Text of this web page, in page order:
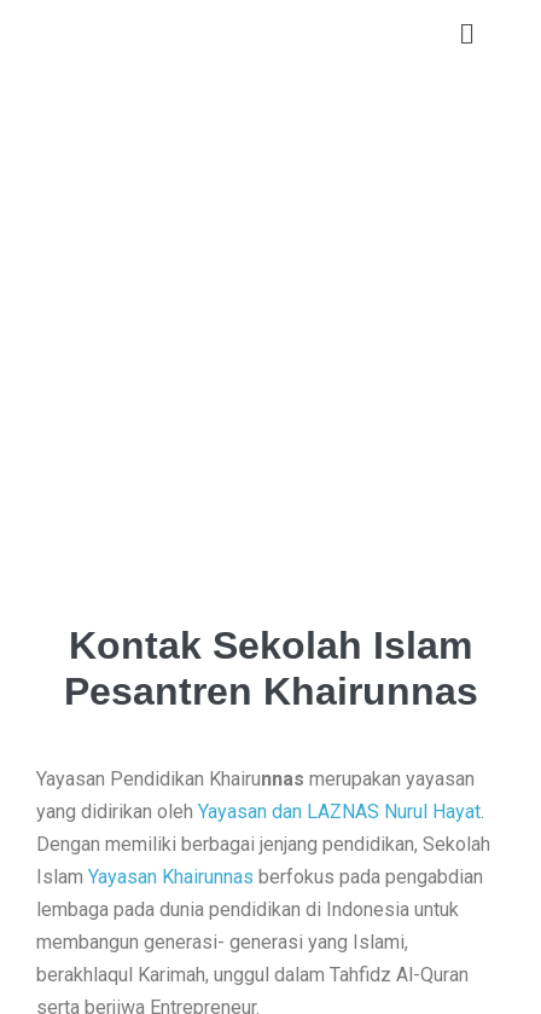
Kontak Sekolah Islam
Pesantren Khairunnas
Yayasan Pendidikan Khairunnas merupakan yayasan
yang didirikan oleh Yayasan dan LAZNAS Nurul Hayat.
Dengan memiliki berbagai jenjang pendidikan, Sekolah
Islam Yayasan Khairunnas berfokus pada pengabdian
lembaga pada dunia pendidikan di Indonesia untuk
membangun generasi- generasi yang Islami,
berakhlaqul Karimah, unggul dalam Tahfidz Al-Quran
serta berjiwa Entrepreneur.